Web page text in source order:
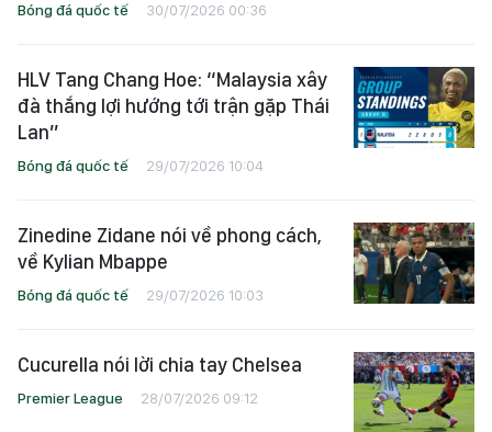
Bóng đá quốc tế 30/07/2026 00:36
HLV Tang Chang Hoe: “Malaysia xây
đà thắng lợi hướng tới trận gặp Thái
Lan”
Bóng đá quốc tế 29/07/2026 10:04
Zinedine Zidane nói về phong cách,
về Kylian Mbappe
Bóng đá quốc tế 29/07/2026 10:03
Cucurella nói lời chia tay Chelsea
Premier League 28/07/2026 09:12